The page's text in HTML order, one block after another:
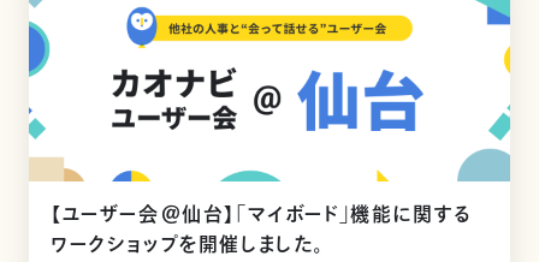
【ユーザー会＠仙台】「マイボード」機能に関する
ワークショップを開催しました。